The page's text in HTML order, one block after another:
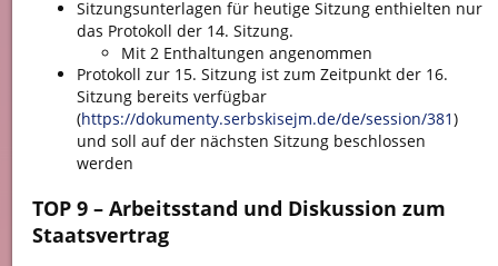
Sitzungsunterlagen für heutige Sitzung enthielten nur
das Protokoll der 14. Sitzung.
Mit 2 Enthaltungen angenommen
Protokoll zur 15. Sitzung ist zum Zeitpunkt der 16.
Sitzung bereits verfügbar
(https://dokumenty.serbskisejm.de/de/session/381)
und soll auf der nächsten Sitzung beschlossen
werden
TOP 9 – Arbeitsstand und Diskussion zum
Staatsvertrag